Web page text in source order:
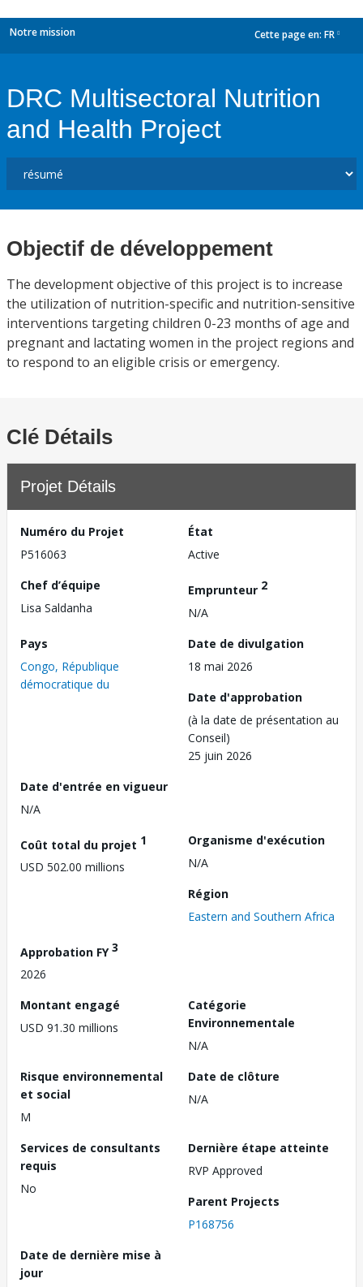
Notre mission Cette page en: FR
DRC Multisectoral Nutrition
and Health Project
Objectif de développement
The development objective of this project is to increase
the utilization of nutrition-specific and nutrition-sensitive
interventions targeting children 0-23 months of age and
pregnant and lactating women in the project regions and
to respond to an eligible crisis or emergency.
Clé Détails
Projet Détails
Numéro du Projet
P516063
État
Active
Chef d’équipe
Lisa Saldanha
Emprunteur 2
N/A
Pays
Congo, République
démocratique du
Date de divulgation
18 mai 2026
Date d'approbation
(à la date de présentation au
Conseil)
25 juin 2026
Date d'entrée en vigueur
N/A
Coût total du projet 1
USD 502.00 millions
Organisme d'exécution
N/A
Région
Eastern and Southern Africa
Approbation FY3
2026
Montant engagé
USD 91.30 millions
Catégorie
Environnementale
N/A
Risque environnemental
et social
M
Date de clôture
N/A
Services de consultants
requis
No
Dernière étape atteinte
RVP Approved
Parent Projects
P168756
Date de dernière mise à
jour